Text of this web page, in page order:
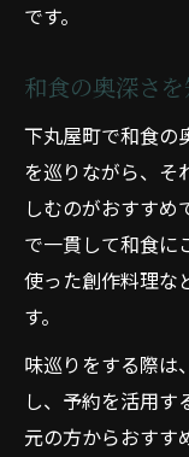
です。
和食の奥深さ
下丸屋町で和食の
を巡りながら、そ
しむのがおすすめ
で一貫して和食に
使った創作料理な
す。
味巡りをする際は
し、予約を活用す
元の方からおすす